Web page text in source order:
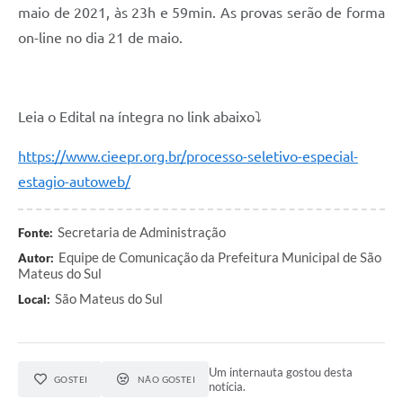
Termos de Fomento
Galeria de Fotos
Iluminação Pública
Arquivos para Download
Carta de Serviços
Projetos
maio de 2021, às 23h e 59min. As provas serão de forma
on-line no dia 21 de maio.
Leia o Edital na íntegra no link abaixo⤵️
https://www.cieepr.org.br/processo-seletivo-especial-
estagio-autoweb/
Fonte: Secretaria de Administração
Autor: Equipe de Comunicação da Prefeitura Municipal de São
Mateus do Sul
Local: São Mateus do Sul
GOSTEI NÃO GOSTEI
Um internauta gostou desta
notícia.